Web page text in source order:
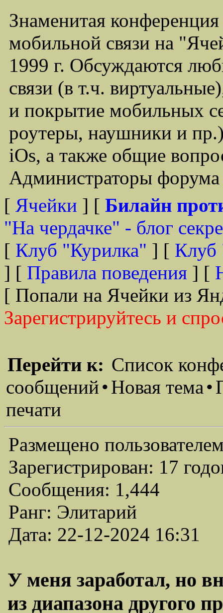
Знаменитая
мобильной связи на
1999 г. Обсуждаются
связи (в т.ч.
и покрытие мобильных
роутеры, наушники и
iOs, а также общие
Администраторы
[ Ячейки ] [ Билайн
"На чердачке" - блог
[ Клуб "Курилка" ] [ Клуб
] [ Правила поведения ] [
[ Попали на Ячейки из
Зарегистрируйтесь и
Перейти к: Список
сообщений•Новая тема•
печати
Размещено
Зарегистрирован: 17
Сообщения: 1,444
Ранг: Элитарий
Дата: 22-12-2024 16:31
У меня заработал, но
из диапазона другого